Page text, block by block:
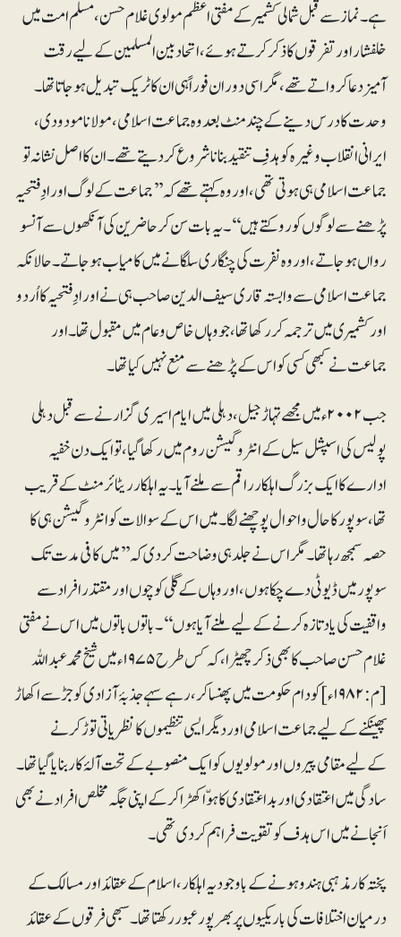
ہے۔ نماز سے قبل شمالی کشمیر کے مفتی اعظم مولوی غلام حسن، مسلم امت میں
خلفشار اور تفرقوں کا ذکر کرتے ہوئے، اتحاد بین المسلمین کے لیے رقت
آمیزدعا کرواتے تھے ، مگر اسی دوران فوراً ہی ان کا ٹریک تبدیل ہو جاتا تھا ۔
وحدت کا درس دینے کے چند منٹ بعد وہ جماعت اسلامی، مولانا مودودی،
ایرانی انقلاب وغیرہ کو ہدفِ تنقید بنانا شروع کر دیتے تھے۔ ان کا اصل نشانہ تو
جماعت اسلامی ہی ہوتی تھی، اور وہ کہتے تھے کہ ’’جماعت کے لوگ اورادِ فتحیہ
پڑھنے سے لوگوں کو روکتے ہیں‘‘۔ یہ بات سن کر حاضرین کی آنکھوں سے آنسو
رواں ہوجاتے، اور وہ نفرت کی چنگاری سلگانے میں کامیاب ہوجاتے۔ حالانکہ
جماعت اسلامی سے وابستہ قاری سیف الدین صاحب ہی نے اورادِ فتحیہ کا اُردو
اور کشمیری میں ترجمہ کر رکھا تھا، جو وہاں خاص و عام میں مقبول تھا۔ اور
جماعت نے کبھی کسی کو اس کے پڑھنے سے منع نہیں کیا تھا۔
جب ۲۰۰۲ء میں مجھے تہاڑ جیل، دہلی میں ایام اسیر ی گزارنے سے قبل دہلی
پولیس کی اسپشل سیل کے انٹروگیشن روم میں رکھا گیا ، تو ایک دن خفیہ
ادارے کا ایک بزرگ اہلکار راقم سے ملنے آیا ۔ یہ اہلکار ریٹائرمنٹ کے قریب
تھا، سوپور کا حال و احوال پوچھنے لگا ۔ میں اس کے سوالات کو انٹروگیشن ہی کا
حصہ سمجھ رہا تھا ۔ مگر اس نے جلد ہی وضاحت کر دی کہ ’’میں کافی مدت تک
سوپور میں ڈیوٹی دے چکا ہوں، اور وہاں کے گلی کوچوں اور مقتدر افراد سے
واقفیت کی یاد تازہ کرنے کےلیے ملنے آیا ہوں‘‘۔ باتوں باتوں میں اس نے مفتی
غلام حسن صاحب کا بھی ذکر چھیڑا، کہ کس طرح ۱۹۷۵ء میں شیخ محمد عبداللہ
[م:۱۹۸۲ء]کو دام حکومت میں پھنسا کر،رہے سہے جذبۂ آزادی کو جڑسے اکھاڑ
پھینکنے کےلیے جماعت اسلامی اور دیگر ایسی تنظیموں کا نظریاتی توڑ کرنے
کےلیے مقامی پیروں اور مولویوں کو ایک منصوبے کے تحت آلۂ کار بنایاگیا تھا۔
سادگی میں اعتقادی اور بداعتقادی کا ہوّا کھڑا کرکے اپنی جگہ مخلص افراد نے بھی
اَنجانے میں اس ہدف کو تقویت فراہم کردی تھی۔
پختہ کار مذہبی ہندو ہونے کے باوجود یہ اہلکار، اسلام کے عقائد اورمسالک کے
درمیان اختلافات کی باریکیوں پر بھرپور عبور رکھتا تھا ۔ سبھی فرقوں کے عقائد